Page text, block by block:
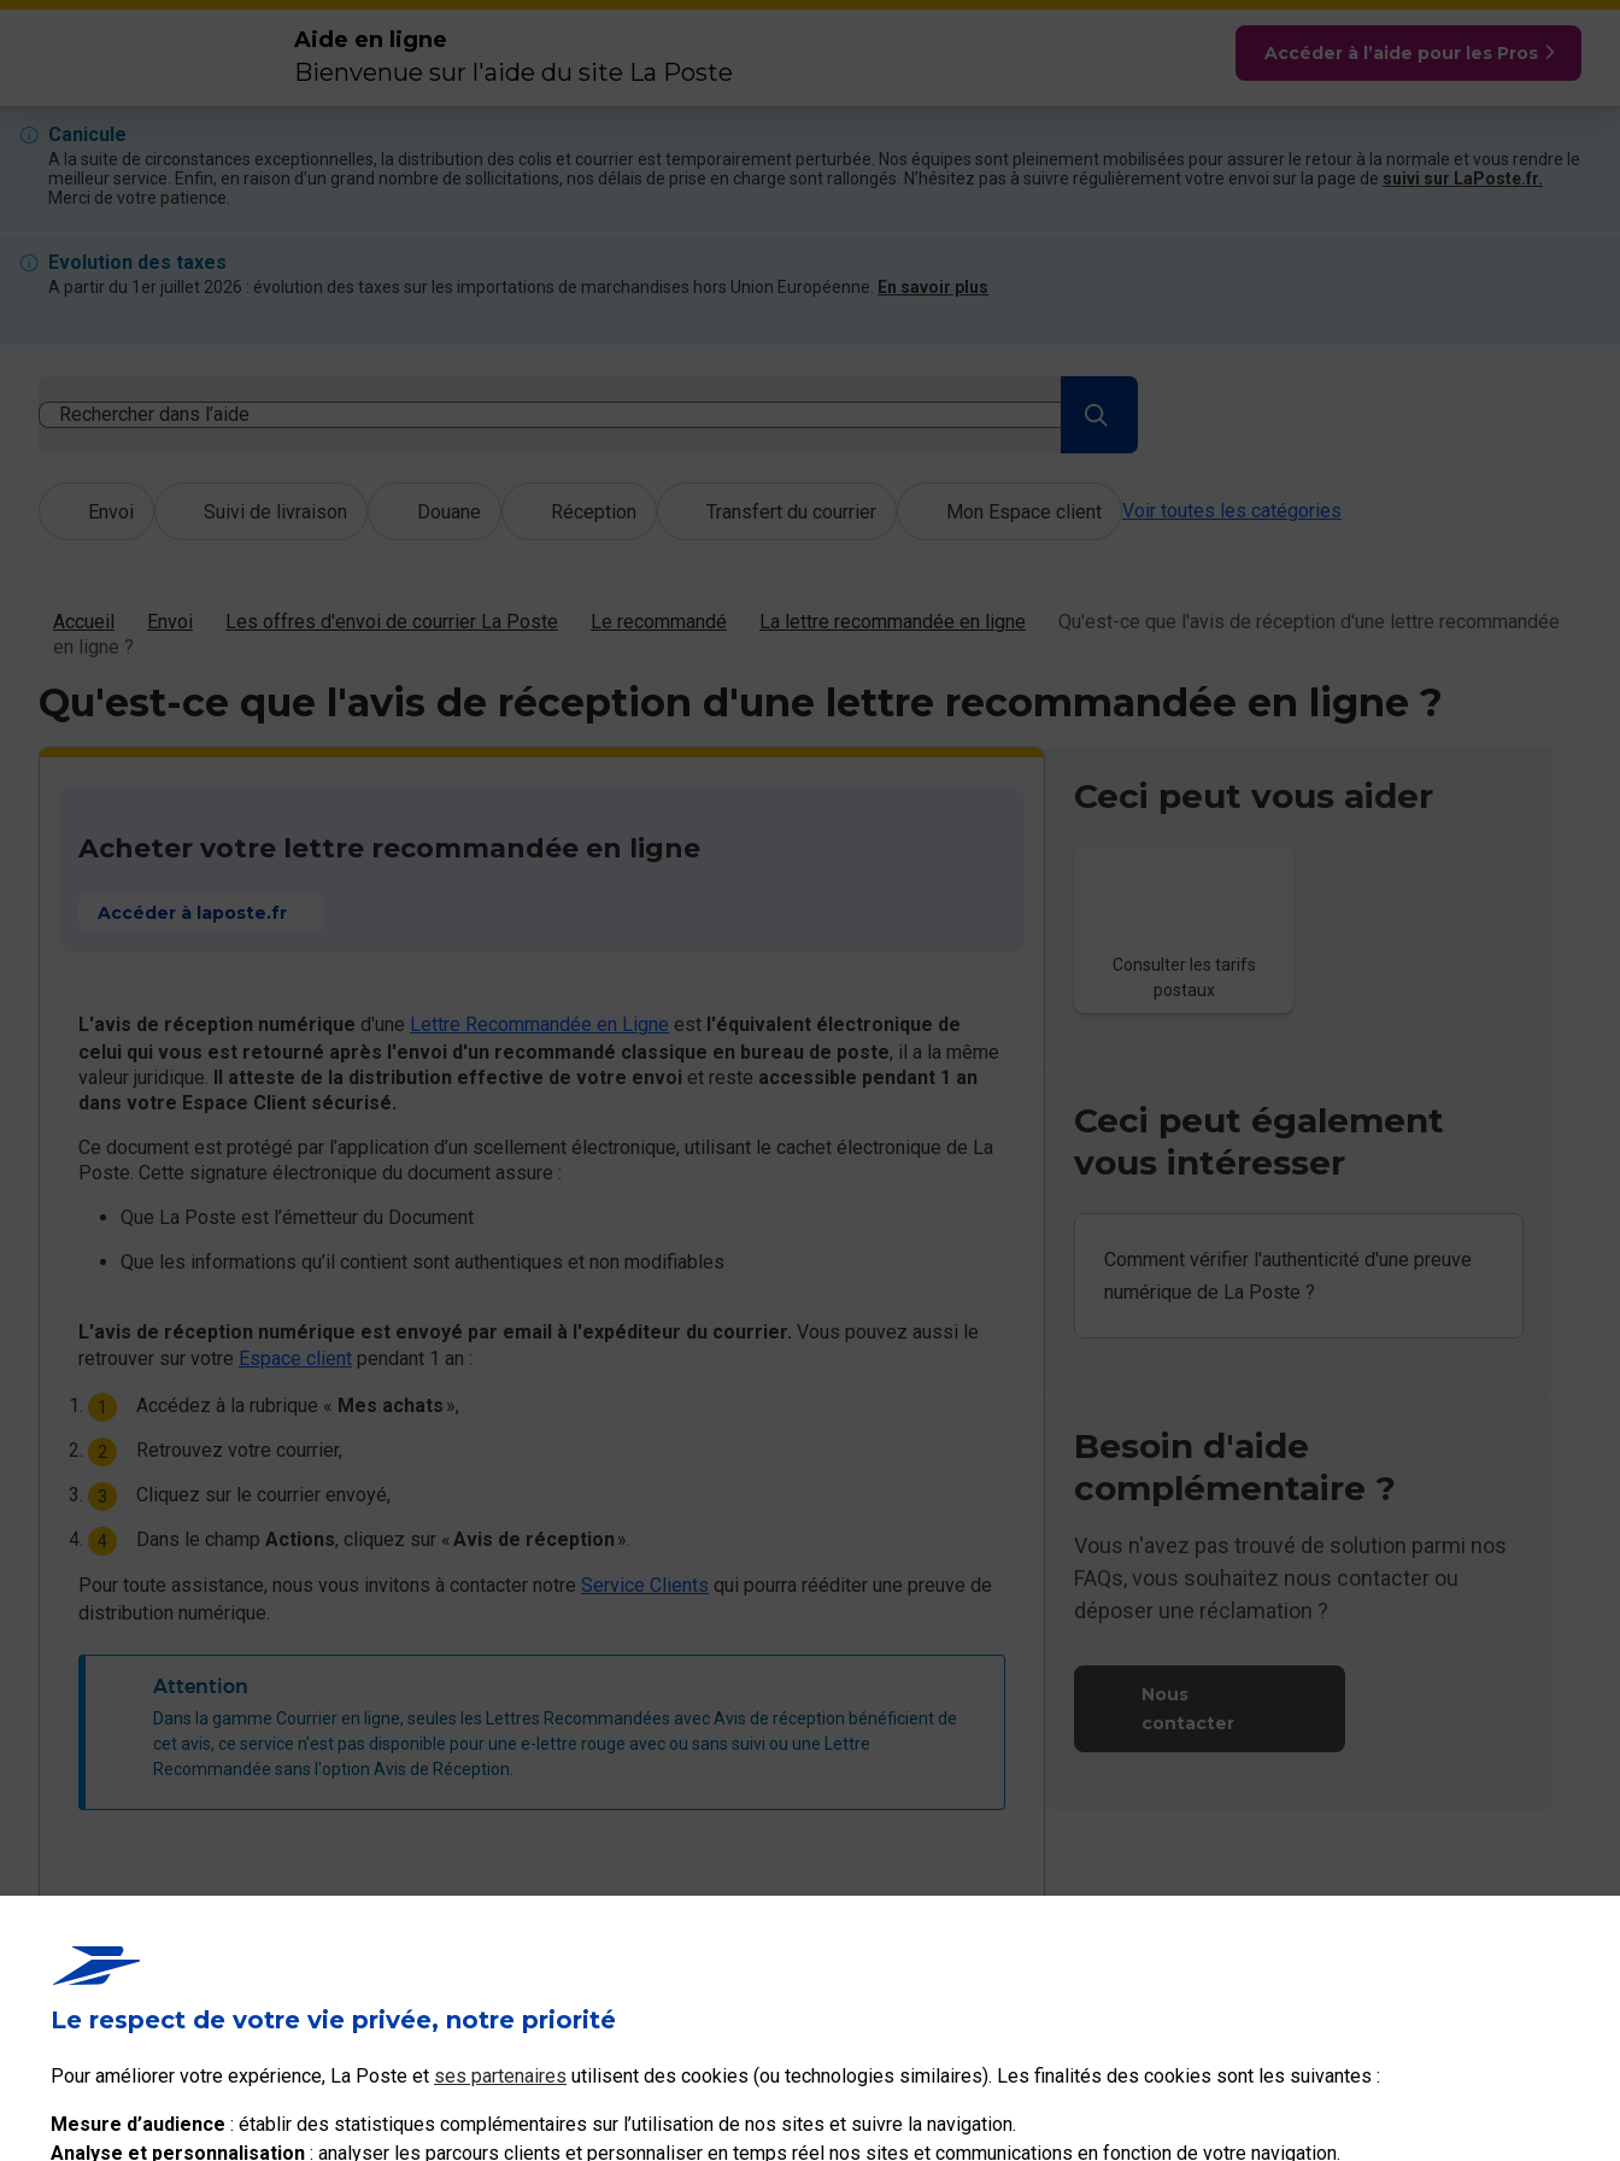
Le respect de votre vie privée, notre priorité
Pour améliorer votre expérience, La Poste et ses partenaires utilisent des cookies (ou technologies similaires). Les finalités des cookies sont les suivantes :
Mesure d’audience : établir des statistiques complémentaires sur l’utilisation de nos sites et suivre la navigation.
Analyse et personnalisation : analyser les parcours clients et personnaliser en temps réel nos sites et communications en fonction de votre navigation.
Aide en ligne
Bienvenue sur l'aide du site La Poste
Accéder à l’aide pour les Pros
Canicule
A la suite de circonstances exceptionnelles, la distribution des colis et courrier est temporairement perturbée. Nos équipes sont pleinement mobilisées pour assurer le retour à la normale et vous rendre le
meilleur service. Enfin, en raison d’un grand nombre de sollicitations, nos délais de prise en charge sont rallongés. N’hésitez pas à suivre régulièrement votre envoi sur la page de suivi sur LaPoste.fr.
Merci de votre patience.
Evolution des taxes
A partir du 1er juillet 2026 : évolution des taxes sur les importations de marchandises hors Union Européenne. En savoir plus
Rechercher dans l’aide
Envoi Suivi de livraison Douane Réception Transfert du courrier Mon Espace client Voir toutes les catégories
Accueil Envoi Les offres d'envoi de courrier La Poste Le recommandé La lettre recommandée en ligne
Qu'est-ce que l'avis de réception d'une lettre recommandée
en ligne ?
Qu'est-ce que l'avis de réception d'une lettre recommandée en ligne ?
Acheter votre lettre recommandée en ligne
Accéder à laposte.fr
L'avis de réception numérique d'une Lettre Recommandée en Ligne est l'équivalent électronique de
celui qui vous est retourné après l'envoi d'un recommandé classique en bureau de poste, il a la même
valeur juridique. Il atteste de la distribution effective de votre envoi et reste accessible pendant 1 an
dans votre Espace Client sécurisé.
Ce document est protégé par l’application d’un scellement électronique, utilisant le cachet électronique de La
Poste. Cette signature électronique du document assure :
Que La Poste est l’émetteur du Document
Que les informations qu’il contient sont authentiques et non modifiables
L'avis de réception numérique est envoyé par email à l'expéditeur du courrier. Vous pouvez aussi le
retrouver sur votre Espace client pendant 1 an :
Accédez à la rubrique « Mes achats »,
Retrouvez votre courrier,
Cliquez sur le courrier envoyé,
Dans le champ Actions, cliquez sur «Avis de réception ».
Pour toute assistance, nous vous invitons à contacter notre Service Clients qui pourra rééditer une preuve de
distribution numérique.
Attention
​​​Dans la gamme Courrier en ligne, seules les Lettres Recommandées avec Avis de réception bénéficient de
cet avis, ce service n'est pas disponible pour une e-lettre rouge avec ou sans suivi ou une Lettre
Recommandée sans l'option Avis de Réception.
Oui Non
Ceci peut vous aider
Consulter les tarifs
postaux
Ceci peut également
vous intéresser
Comment vérifier l'authenticité d'une preuve
numérique de La Poste ?
Besoin d'aide
complémentaire ?
Vous n'avez pas trouvé de solution parmi nos
FAQs, vous souhaitez nous contacter ou
déposer une réclamation ?
Nous
contacter